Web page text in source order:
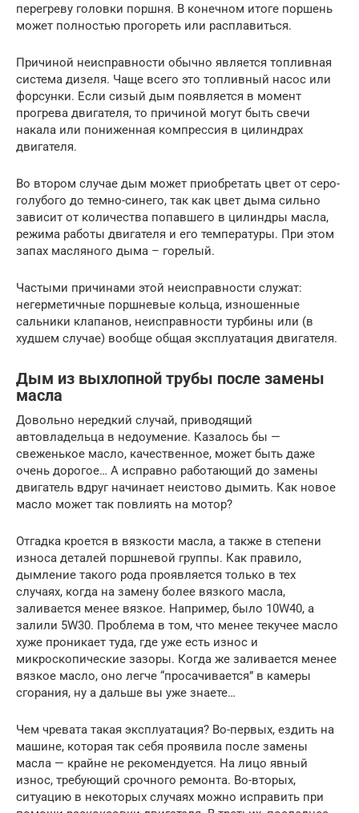
перегреву головки поршня. В конечном итоге поршень
может полностью прогореть или расплавиться.
Причиной неисправности обычно является топливная
система дизеля. Чаще всего это топливный насос или
форсунки. Если сизый дым появляется в момент
прогрева двигателя, то причиной могут быть свечи
накала или пониженная компрессия в цилиндрах
двигателя.
Во втором случае дым может приобретать цвет от серо-
голубого до темно-синего, так как цвет дыма сильно
зависит от количества попавшего в цилиндры масла,
режима работы двигателя и его температуры. При этом
запах масляного дыма – горелый.
Частыми причинами этой неисправности служат:
негерметичные поршневые кольца, изношенные
сальники клапанов, неисправности турбины или (в
худшем случае) вообще общая эксплуатация двигателя.
Дым из выхлопной трубы после замены
масла
Довольно нередкий случай, приводящий
автовладельца в недоумение. Казалось бы —
свеженькое масло, качественное, может быть даже
очень дорогое… А исправно работающий до замены
двигатель вдруг начинает неистово дымить. Как новое
масло может так повлиять на мотор?
Отгадка кроется в вязкости масла, а также в степени
износа деталей поршневой группы. Как правило,
дымление такого рода проявляется только в тех
случаях, когда на замену более вязкого масла,
заливается менее вязкое. Например, было 10W40, а
залили 5W30. Проблема в том, что менее текучее масло
хуже проникает туда, где уже есть износ и
микроскопические зазоры. Когда же заливается менее
вязкое масло, оно легче “просачивается” в камеры
сгорания, ну а дальше вы уже знаете…
Чем чревата такая эксплуатация? Во-первых, ездить на
машине, которая так себя проявила после замены
масла — крайне не рекомендуется. На лицо явный
износ, требующий срочного ремонта. Во-вторых,
ситуацию в некоторых случаях можно исправить при